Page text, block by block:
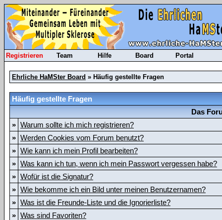
Registrieren Team Hilfe Board Portal
Ehrliche HaMSter Board » Häufig gestellte Fragen
Häufig gestellte Fragen
Das
» Warum sollte ich mich registrieren?
» Werden Cookies vom Forum benutzt?
» Wie kann ich mein Profil bearbeiten?
» Was kann ich tun, wenn ich mein Passwort vergessen habe?
» Wofür ist die Signatur?
» Wie bekomme ich ein Bild unter meinen Benutzernamen?
» Was ist die Freunde-Liste und die Ignorierliste?
» Was sind Favoriten?